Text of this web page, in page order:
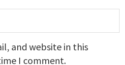
and website in this
I comment.